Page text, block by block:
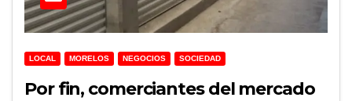
LOCAL MORELOS NEGOCIOS SOCIEDAD
Por fin, comerciantes del mercado